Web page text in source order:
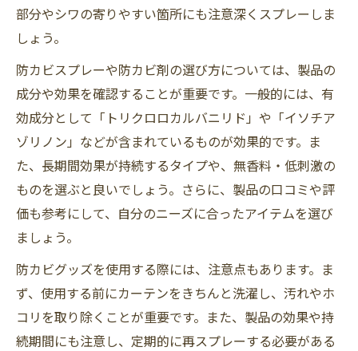
部分やシワの寄りやすい箇所にも注意深くスプレーしま
しょう。
防カビスプレーや防カビ剤の選び方については、製品の
成分や効果を確認することが重要です。一般的には、有
効成分として「トリクロロカルバニリド」や「イソチア
ゾリノン」などが含まれているものが効果的です。ま
た、長期間効果が持続するタイプや、無香料・低刺激の
ものを選ぶと良いでしょう。さらに、製品の口コミや評
価も参考にして、自分のニーズに合ったアイテムを選び
ましょう。
防カビグッズを使用する際には、注意点もあります。ま
ず、使用する前にカーテンをきちんと洗濯し、汚れやホ
コリを取り除くことが重要です。また、製品の効果や持
続期間にも注意し、定期的に再スプレーする必要がある